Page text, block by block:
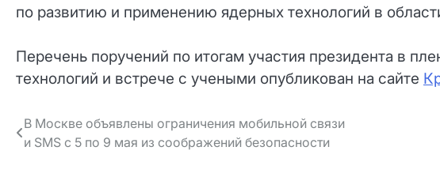
по развитию и применению ядерных технологий в
Перечень поручений по итогам участия президента в
технологий и встрече с учеными опубликован на сайте
Навигация
В Москве объявлены ограничения мобильной связи
и SMS с 5 по 9 мая из соображений безопасности